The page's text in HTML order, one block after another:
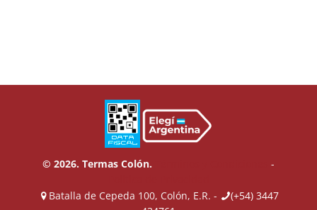
© 2026. Termas Colón.
-
Batalla de Cepeda 100, Colón, E.R. -
(+54) 3447